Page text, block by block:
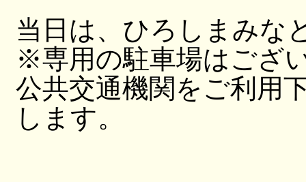
当日は、ひろしまみな
※専用の駐車場はござ
公共交通機関をご利用
します。